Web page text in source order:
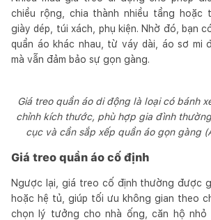
chiều rộng, chia thành nhiều tầng hoặc
giày dép, túi xách, phụ kiện. Nhờ đó, bạn
quần áo khác nhau, từ váy dài, áo sơ mi
mà vẫn đảm bảo sự gọn gàng.
Giá treo quần áo di động là loại có bánh
chỉnh kích thước, phù hợp gia đình
cục và cần sắp xếp quần áo gọn gàng
Giá treo quần áo cố định
Ngược lại, giá treo cố định thường được
hoặc hệ tủ, giúp tối ưu không gian theo
chọn lý tưởng cho nhà ống, căn hộ nhỏ